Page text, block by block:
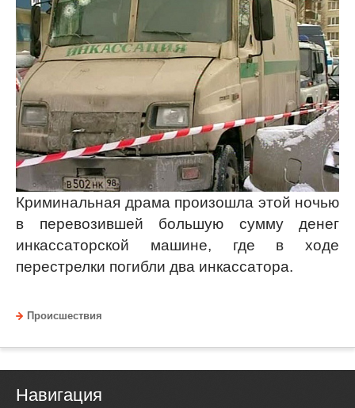
Криминальная драма произошла этой ночью
в перевозившей большую сумму денег
инкассаторской машине, где в ходе
перестрелки погибли два инкассатора.
Происшествия
Навигация